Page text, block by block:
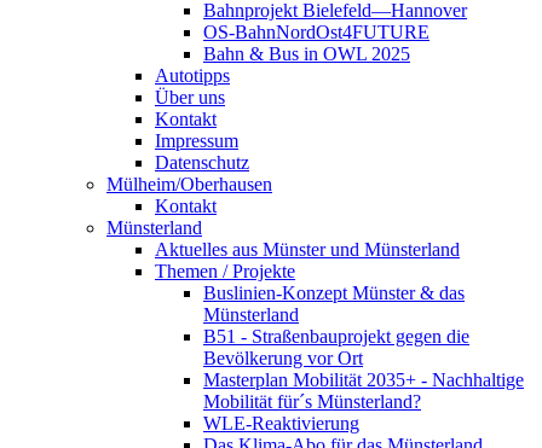
Bahnprojekt Bielefeld—Hannover
OS-BahnNordOst4FUTURE
Bahn & Bus in OWL 2025
Autotipps
Über uns
Kontakt
Impressum
Datenschutz
Mülheim/Oberhausen
Kontakt
Münsterland
Aktuelles aus Münster und Münsterland
Themen / Projekte
Buslinien-Konzept Münster & das
Münsterland
B51 - Straßenbauprojekt gegen die
Bevölkerung vor Ort
Masterplan Mobilität 2035+ - Nachhaltige
Mobilität für´s Münsterland?
WLE-Reaktivierung